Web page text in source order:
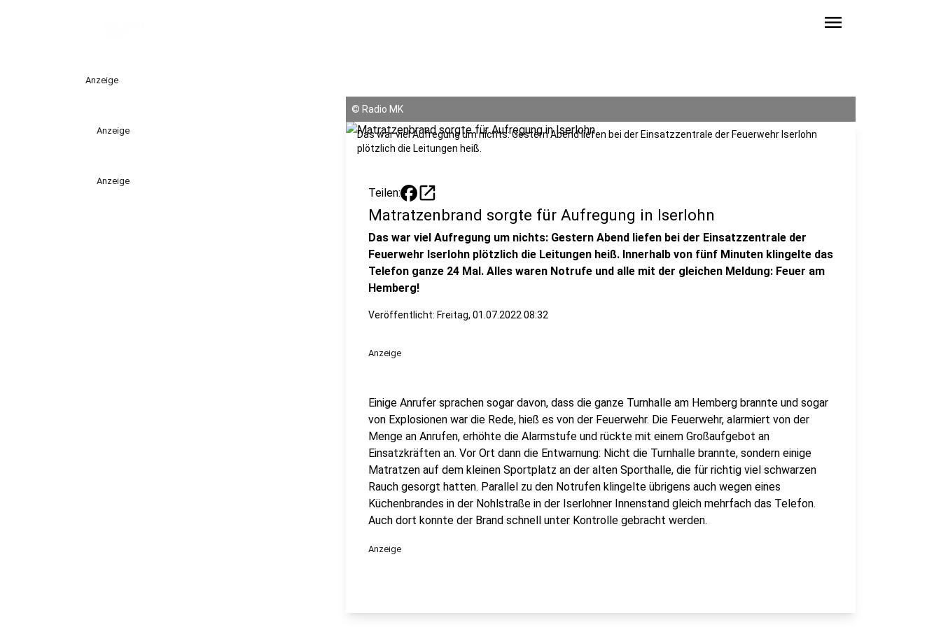
menu
Anzeige
Anzeige
Anzeige
© Radio MK
Das war viel Aufregung um nichts: Gestern Abend liefen bei der Einsatzzentrale der Feuerwehr Iserlohn
plötzlich die Leitungen heiß.
Teilen: open_in_new
Matratzenbrand sorgte für Aufregung in Iserlohn
Das war viel Aufregung um nichts: Gestern Abend liefen bei der Einsatzzentrale der
Feuerwehr Iserlohn plötzlich die Leitungen heiß. Innerhalb von fünf Minuten klingelte das
Telefon ganze 24 Mal. Alles waren Notrufe und alle mit der gleichen Meldung: Feuer am
Hemberg!
Veröffentlicht: Freitag, 01.07.2022 08:32
Anzeige
Einige Anrufer sprachen sogar davon, dass die ganze Turnhalle am Hemberg brannte und sogar
von Explosionen war die Rede, hieß es von der Feuerwehr. Die Feuerwehr, alarmiert von der
Menge an Anrufen, erhöhte die Alarmstufe und rückte mit einem Großaufgebot an
Einsatzkräften an. Vor Ort dann die Entwarnung: Nicht die Turnhalle brannte, sondern einige
Matratzen auf dem kleinen Sportplatz an der alten Sporthalle, die für richtig viel schwarzen
Rauch gesorgt hatten. Parallel zu den Notrufen klingelte übrigens auch wegen eines
Küchenbrandes in der Nohlstraße in der Iserlohner Innenstand gleich mehrfach das Telefon.
Auch dort konnte der Brand schnell unter Kontrolle gebracht werden.
Anzeige